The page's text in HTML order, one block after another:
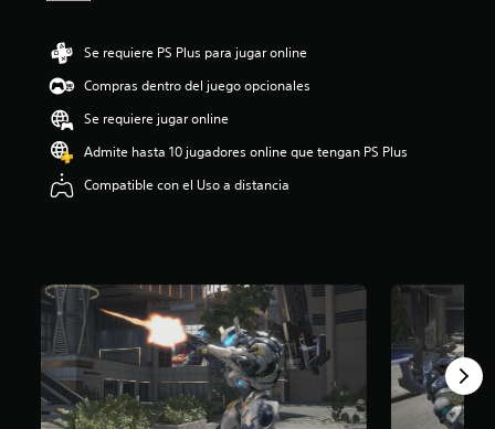
s
Se requiere PS Plus para jugar online
Compras dentro del juego opcionales
Se requiere jugar online
Admite hasta 10 jugadores online que tengan PS Plus
Compatible con el Uso a distancia